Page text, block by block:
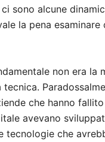
sono alcune
la pena esaminare
non era la
che hanno
avevano
tecnologie che